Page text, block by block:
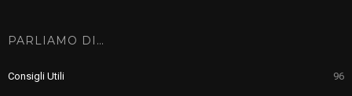
PARLIAMO DI…
Consigli Utili 96